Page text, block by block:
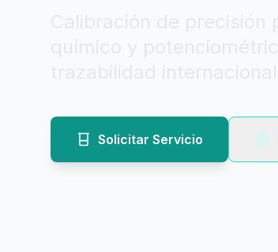
Solicitar Servicio